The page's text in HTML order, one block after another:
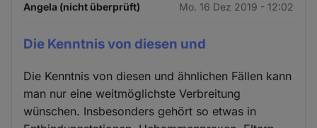
Angela (nicht überprüft) Mo. 16 Dez 2019 - 12:02
Die Kenntnis von diesen und
Die Kenntnis von diesen und ähnlichen Fällen kann
man nur eine weitmöglichste Verbreitung
wünschen. Insbesonders gehört so etwas in